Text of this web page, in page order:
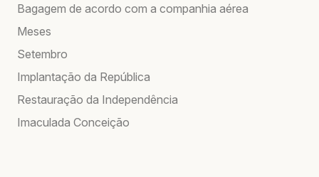
Bagagem de acordo com a companhia aérea
Meses
Setembro
Implantação da República
Restauração da Independência
Imaculada Conceição